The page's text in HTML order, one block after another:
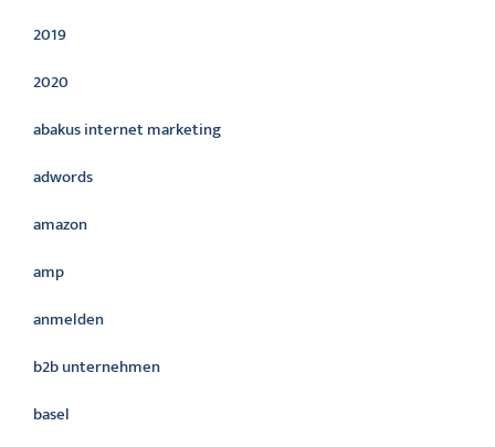
2019
2020
abakus internet marketing
adwords
amazon
amp
anmelden
b2b unternehmen
basel